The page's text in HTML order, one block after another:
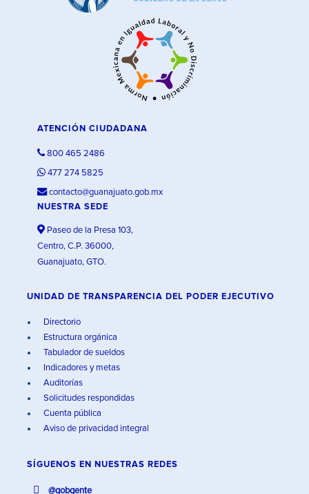
ATENCIÓN CIUDADANA
800 465 2486
477 274 5825
contacto@guanajuato.gob.mx
NUESTRA SEDE
Paseo de la Presa 103,
Centro, C.P. 36000,
Guanajuato, GTO.
UNIDAD DE TRANSPARENCIA DEL PODER EJECUTIVO
Directorio
Estructura orgánica
Tabulador de sueldos
Indicadores y metas
Auditorías
Solicitudes respondidas
Cuenta pública
Aviso de privacidad integral
SÍGUENOS EN NUESTRAS REDES
@gobgente